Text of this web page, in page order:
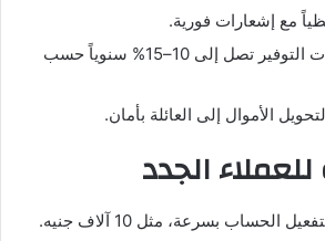
مع إشعارات فورية.
عوائد على حسابات التوفير تصل إلى 10–15% سنوياً حسب
الأموال إلى العائلة بأمان.
الجدد
الحساب بسرعة، مثل 10 آلاف جنيه.